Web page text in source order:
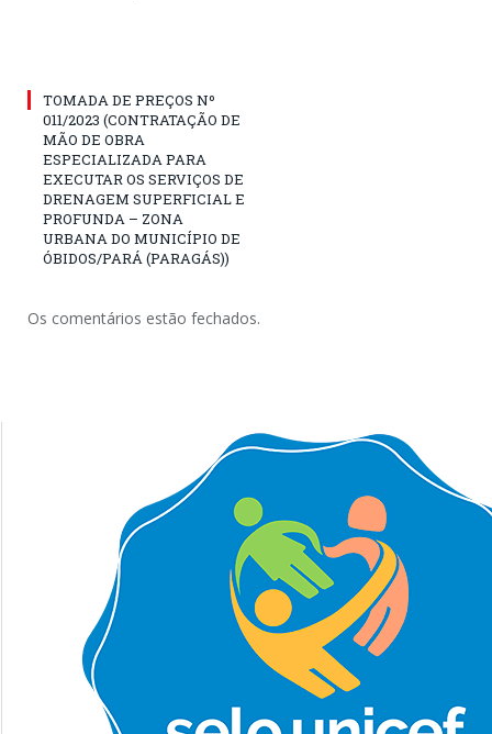
TOMADA DE PREÇOS Nº
011/2023 (CONTRATAÇÃO DE
MÃO DE OBRA
ESPECIALIZADA PARA
EXECUTAR OS SERVIÇOS DE
DRENAGEM SUPERFICIAL E
PROFUNDA – ZONA
URBANA DO MUNICÍPIO DE
ÓBIDOS/PARÁ (PARAGÁS))
Os comentários estão fechados.